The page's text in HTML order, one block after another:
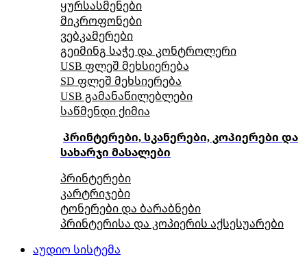
ყურსასმენები
მიკროფონები
ვებკამერები
გეიმინგ საჭე და კონტროლერი
USB ფლეშ მეხსიერება
SD ფლეშ მეხსიერება
USB გამანაწილებლები
საწმენდი ქიმია
პრინტერები, სკანერები, კოპიერები და
სახარჯი მასალები
პრინტერები
კარტრიჯები
ტონერები და ბარაბნები
პრინტერისა და კოპიერის აქსესუარები
აუდიო სისტემა